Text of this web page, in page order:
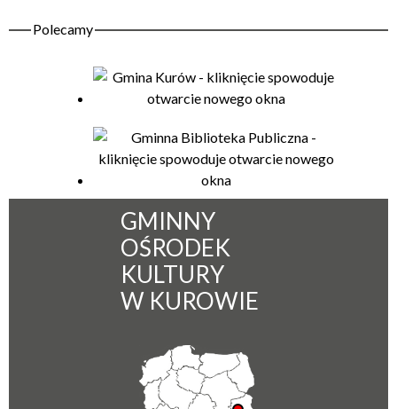
GMINNY
OŚRODEK
KULTURY
W KUROWIE